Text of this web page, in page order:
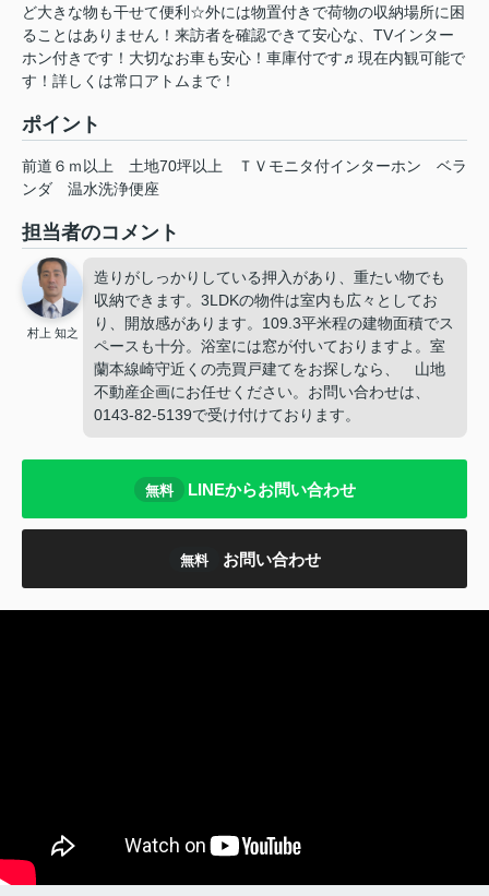
ど大きな物も干せて便利☆外には物置付きで荷物の収納場所に困
ることはありません！来訪者を確認できて安心な、TVインター
ホン付きです！大切なお車も安心！車庫付です♬現在内観可能で
す！詳しくは常口アトムまで！
ポイント
前道６ｍ以上 土地70坪以上 ＴＶモニタ付インターホン
ベラ
ンダ
温水洗浄便座
担当者のコメント
村上 知之
造りがしっかりしている押入があり、重たい物でも
収納できます。3LDKの物件は室内も広々としてお
り、開放感があります。109.3平米程の建物面積でス
ペースも十分。浴室には窓が付いておりますよ。室
蘭本線崎守近くの売買戸建てをお探しなら、 山地
不動産企画にお任せください。お問い合わせは、
0143-82-5139で受け付けております。
無料 LINEからお問い合わせ
無料 お問い合わせ